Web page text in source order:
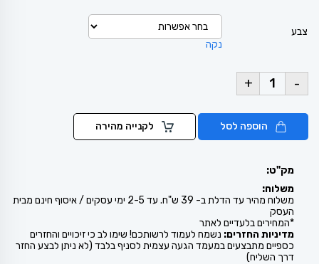
צבע
נקה
-
+
הוספה לסל לקנייה מהירה
מק"ט:
משלוח:
משלוח מהיר עד הדלת ב- 39 ש"ח. עד 2-5 ימי עסקים / איסוף חינם מבית
העסק
*המחירים בלעדיים לאתר
מדיניות החזרים: נשמח לעמוד לרשותכם! שימו לב כי זיכויים והחזרים
כספיים מתבצעים במעמד הגעה עצמית לסניף בלבד (לא ניתן לבצע החזר
דרך השליח)